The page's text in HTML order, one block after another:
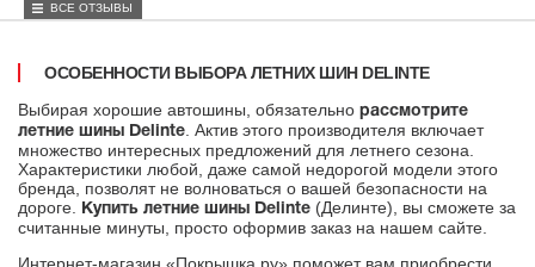
ВСЕ ОТЗЫВЫ
ОСОБЕННОСТИ ВЫБОРА ЛЕТНИХ ШИН DELINTE
Выбирая хорошие автошины, обязательно рассмотрите
летние шины Delinte
. Актив этого производителя включает
множество интересных предложений для летнего сезона.
Характеристики любой, даже самой недорогой модели этого
бренда, позволят не волноваться о вашей безопасности на
дороге.
Купить летние шины Delinte (Делинте), вы сможете за
считанные минуты, просто оформив заказ на нашем сайте.